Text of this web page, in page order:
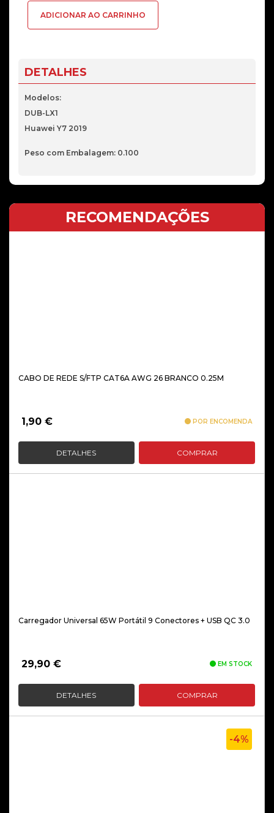
Huawei
Preto
ADICIONAR AO CARRINHO
DETALHES
Modelos:
DUB-LX1
Huawei Y7 2019
Peso com Embalagem: 0.100
RECOMENDAÇÕES
CABO DE REDE S/FTP CAT6A AWG 26 BRANCO 0.25M
1,90 € POR ENCOMENDA
DETALHES COMPRAR
Carregador Universal 65W Portátil 9 Conectores + USB QC 3.0
29,90 € EM STOCK
DETALHES COMPRAR
-4%